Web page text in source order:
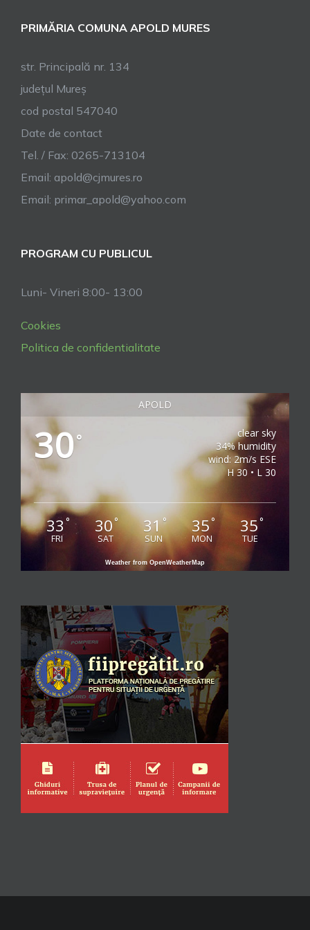
PRIMĂRIA COMUNA APOLD MURES
str. Principală nr. 134
județul Mureș
cod postal 547040
Date de contact
Tel. / Fax: 0265-713104
Email: apold@cjmures.ro
Email: primar_apold@yahoo.com
PROGRAM CU PUBLICUL
Luni- Vineri 8:00- 13:00
Cookies
Politica de confidentialitate
APOLD
30°
clear sky
34% humidity
wind: 2m/s ESE
H 30 • L 30
33 °
FRI
30°
SAT
31°
SUN
35°
MON
35°
TUE
Weather from OpenWeatherMap